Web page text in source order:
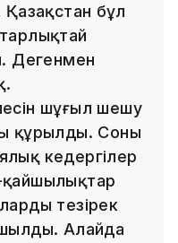
Қазақстан бұл
Дегенмен
шұғыл шешу
құрылды. Соның
кедергілер
тезірек
Алайда